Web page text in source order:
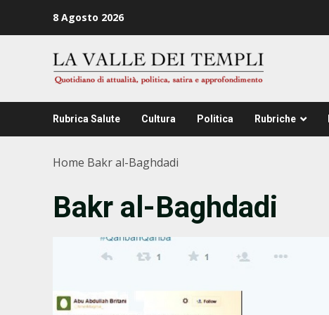
8 Agosto 2026
Rubrica Salute Cultura Politica Rubriche
Home Bakr al-Baghdadi
Bakr al-Baghdadi